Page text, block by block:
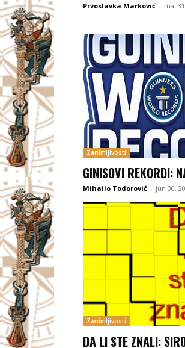
Prvoslavka Marković - maj
Zanimljivosti
GINISOVI REKORDI:
Mihailo Todorović - jun 30,
Zanimljivosti
DA LI STE ZNALI: